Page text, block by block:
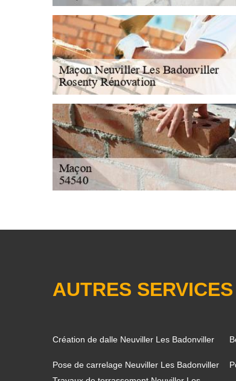
AUTRES SERVICES
Création de dalle Neuviller Les Badonviller
Pose de carrelage Neuviller Les Badonviller